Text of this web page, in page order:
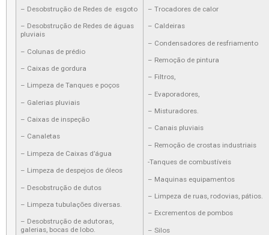
– Desobstrução de Redes de esgoto
– Desobstrução de Redes de águas
pluviais
– Colunas de prédio
– Caixas de gordura
– Limpeza de Tanques e poços
– Galerias pluviais
– Caixas de inspeção
– Canaletas
– Limpeza de Caixas d’água
– Limpeza de despejos de óleos
– Desobstrução de dutos
– Limpeza tubulações diversas.
– Desobstrução de adutoras,
galerias, bocas de lobo.
– Trocadores de calor
– Caldeiras
– Condensadores de resfriamento
– Remoção de pintura
– Filtros,
– Evaporadores,
– Misturadores.
– Canais pluviais
– Remoção de crostas industriais
-Tanques de combustíveis
– Maquinas equipamentos
– Limpeza de ruas, rodovias, pátios.
– Excrementos de pombos
– Silos